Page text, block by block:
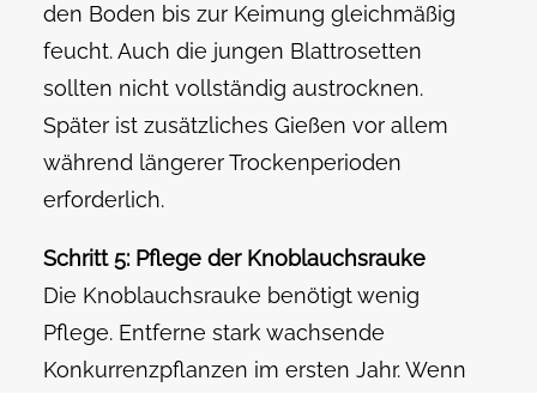
den Boden bis zur Keimung gleichmäßig
feucht. Auch die jungen Blattrosetten
sollten nicht vollständig austrocknen.
Später ist zusätzliches Gießen vor allem
während längerer Trockenperioden
erforderlich.
Schritt 5: Pflege der Knoblauchsrauke
Die Knoblauchsrauke benötigt wenig
Pflege. Entferne stark wachsende
Konkurrenzpflanzen im ersten Jahr. Wenn